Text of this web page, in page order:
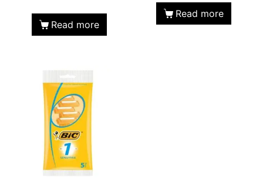
Read more
Read more